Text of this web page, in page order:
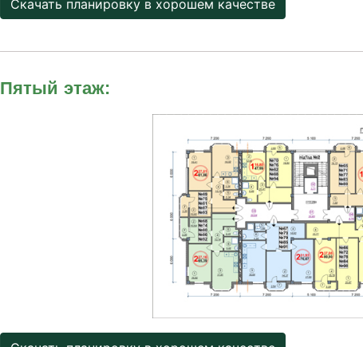
Скачать планировку в хорошем качестве
Пятый этаж: